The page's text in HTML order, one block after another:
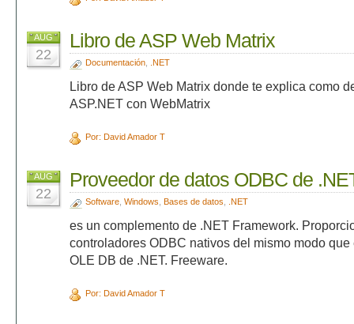
AUG
22
Libro de ASP Web Matrix
Documentación, .NET
Libro de ASP Web Matrix donde te explica como
ASP.NET con WebMatrix
Por: David Amador T
AUG
22
Proveedor de datos ODBC de
Software, Windows Bases de datos .NET
es un complemento de .NET Framework.
controladores ODBC nativos del mismo modo
OLE DB de .NET. Freeware.
Por: David Amador T